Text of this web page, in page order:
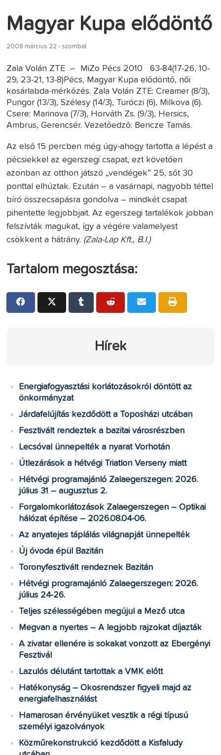
Magyar Kupa elődöntő
2008 március 22 - szombat
Zala Volán ZTE – MiZo Pécs 2010 63-84(17-26, 10-
29, 23-21, 13-8)Pécs, Magyar Kupa elődöntő, női
kosárlabda-mérkőzés. Zala Volán ZTE: Creamer (8/3),
Pungor (13/3), Szélesy (14/3), Turóczi (6), Milkova (6).
Csere: Marinova (7/3), Horváth Zs. (9/3), Hersics,
Ambrus, Gerencsér. Vezetőedző: Bencze Tamás.
Az első 15 percben még úgy-ahogy tartotta a lépést a
pécsiekkel az egerszegi csapat, ezt követően
azonban az otthon játszó „vendégek” 25, sőt 30
ponttal elhúztak. Ezután – a vasárnapi, nagyobb téttel
bíró összecsapásra gondolva – mindkét csapat
pihentette legjobbjait. Az egerszegi tartalékok jobban
felszívták magukat, így a végére valamelyest
csökkent a hátrány. (Zala-Lap Kft., B.I.)
Tartalom megosztása:
Hírek
Energiafogyasztási korlátozásokról döntött az
önkormányzat
Járdafelújítás kezdődött a Toposházi utcában
Fesztivált rendeztek a bazitai városrészben
Lecsóval ünnepelték a nyarat Vorhotán
Útlezárások a hétvégi Triatlon Verseny miatt
Hétvégi programajánló Zalaegerszegen: 2026.
július 31 – augusztus 2.
Forgalomkorlátozások Zalaegerszegen – Optikai
hálózat építése – 2026.08.04-06.
Az anyatejes táplálás világnapját ünnepelték
Új óvoda épül Bazitán
Toronyfesztivált rendeznek Bazitán
Hétvégi programajánló Zalaegerszegen: 2026.
július 24-26.
Teljes szélességében megújul a Mező utca
Megvan a nyertes – A legjobb rajzokat díjazták
A zivatar ellenére is sokakat vonzott az Ebergényi
Fesztivál
Lazulós délutánt tartottak a VMK előtt
Hatékonyság – Okosrendszer figyeli majd az
energiafelhasználást
Hamarosan érvényüket vesztik a régi típusú
személyi igazolványok
Közműrekonstrukció kezdődött a Kisfaludy